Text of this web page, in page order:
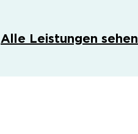
Alle Leistungen sehen